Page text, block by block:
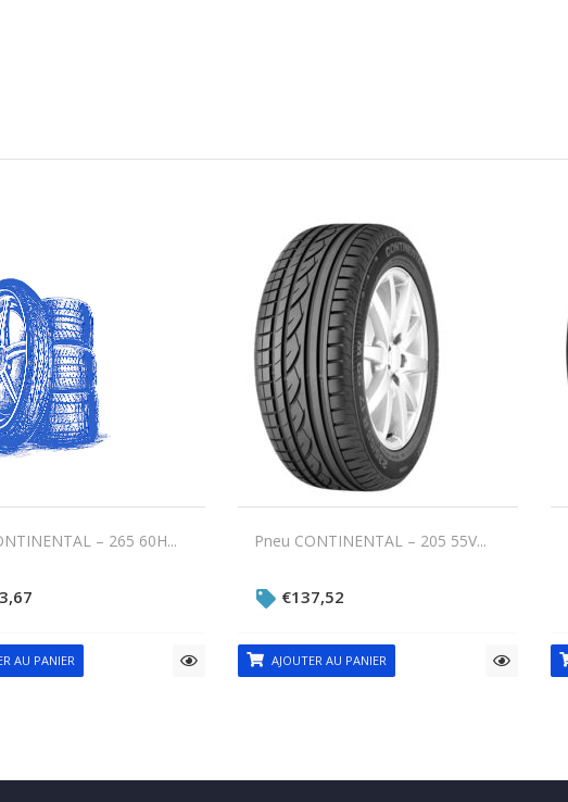
– 265 60H...
AU PANIER
Pneu CONTINENTAL – 205 55V...
€137,52
AJOUTER AU PANIER